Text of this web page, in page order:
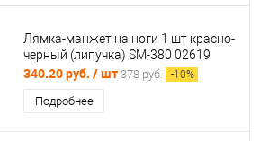
Лямка-манжет на ноги 1 шт красно-
черный (липучка) SM-380 02619
340.20 руб. / шт 378 руб. -10%
Подробнее